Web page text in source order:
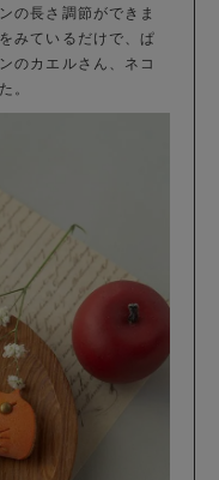
の長さ調節ができま
みているだけで、ぱ
のカエルさん、ネコ
。